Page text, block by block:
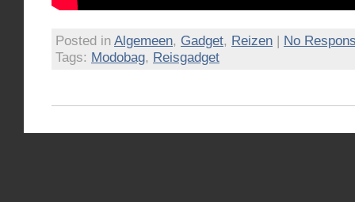
Posted in Algemeen, Gadget, Reizen | No
Tags: Modobag, Reisgadget